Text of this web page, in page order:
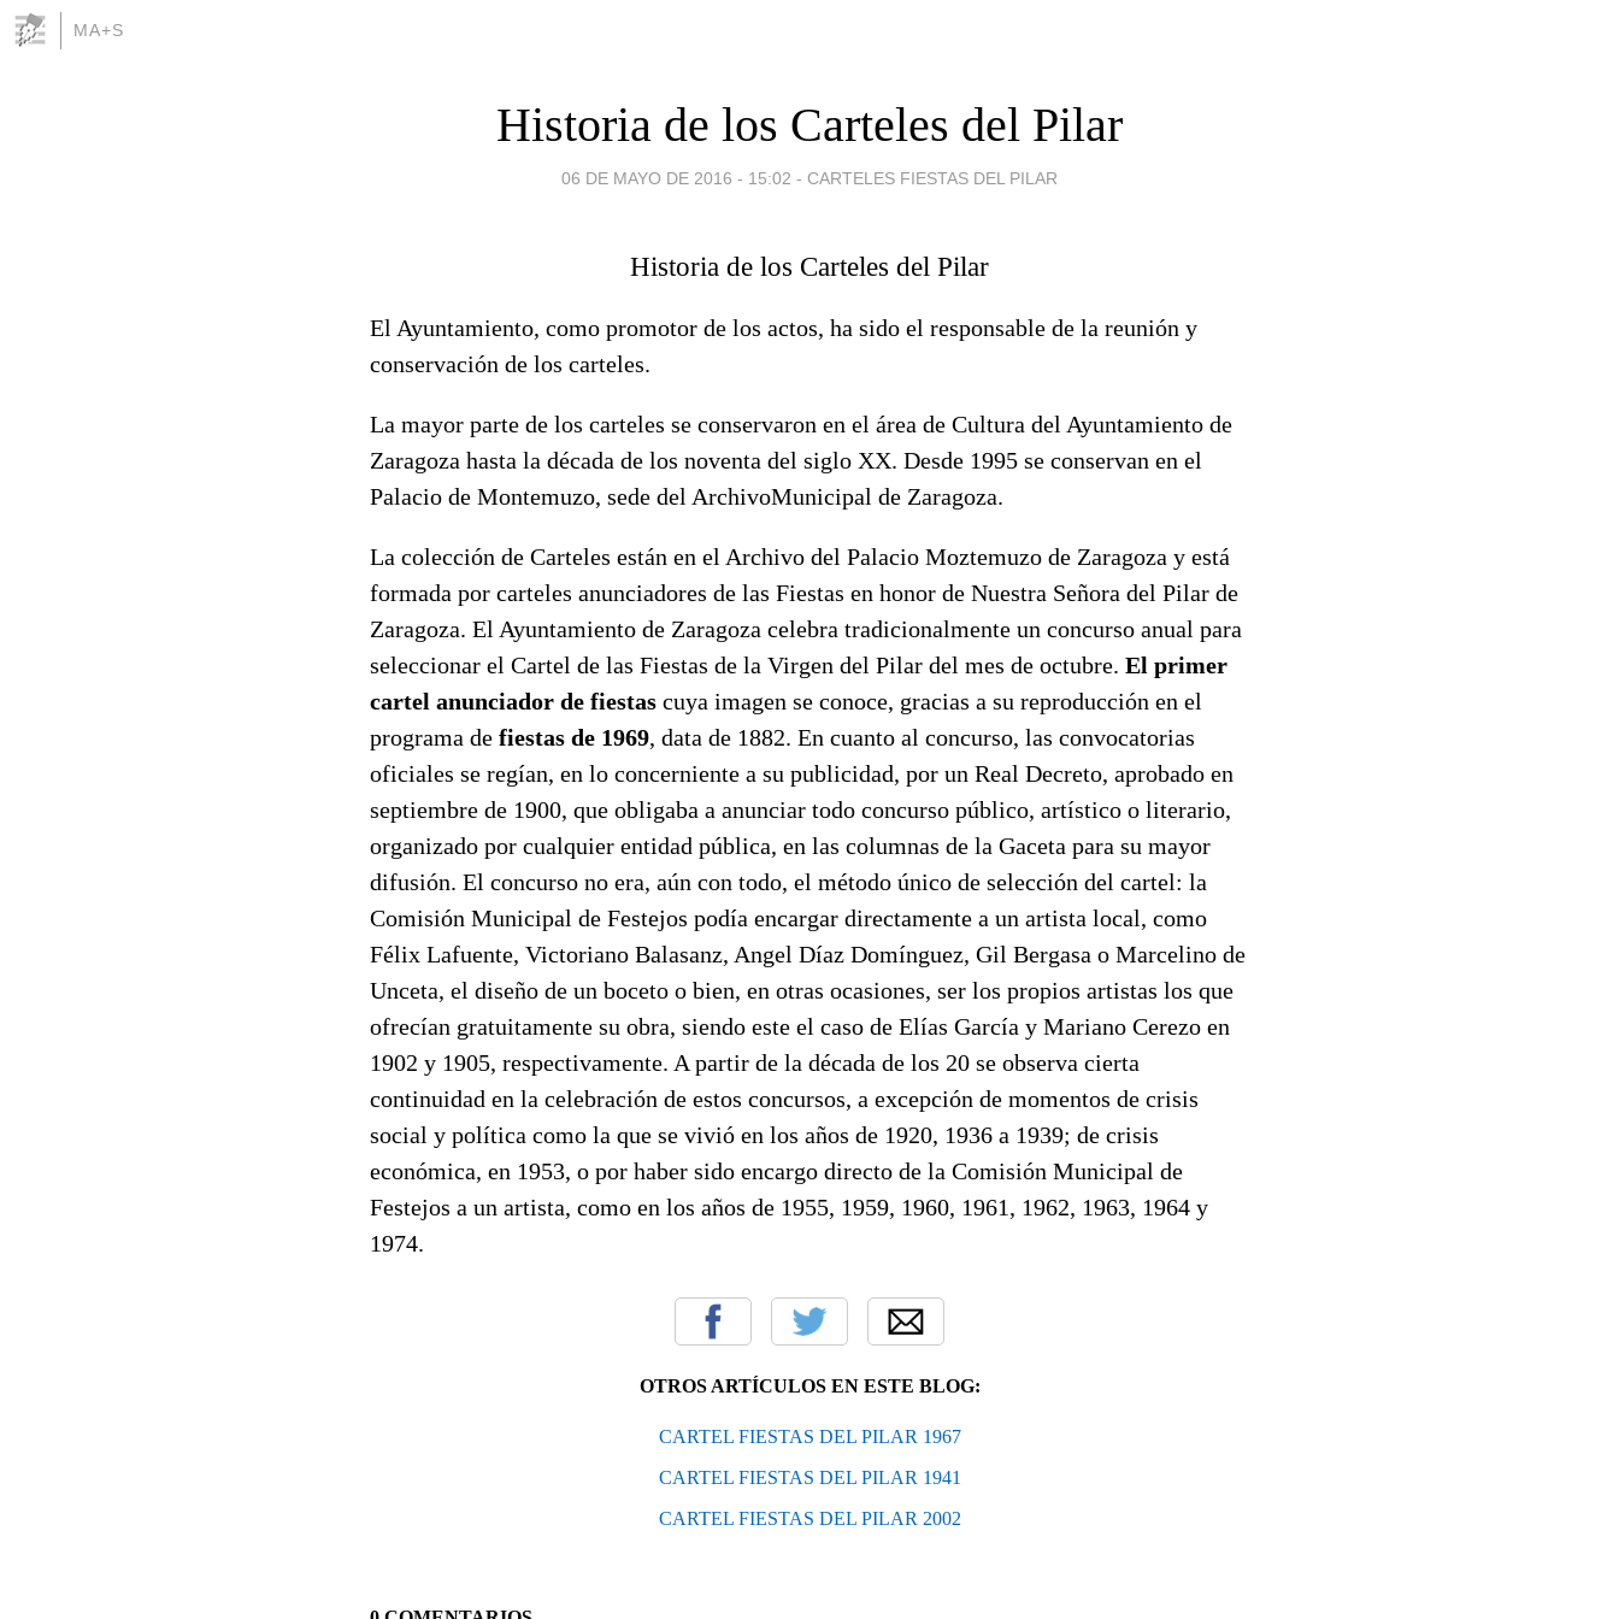
MA+S
Historia de los Carteles del Pilar
06 DE MAYO DE 2016 - 15:02 - CARTELES FIESTAS DEL PILAR
Historia de los Carteles del Pilar
El Ayuntamiento, como promotor de los actos, ha sido el responsable de la reunión y
conservación de los carteles.
La mayor parte de los carteles se conservaron en el área de Cultura del Ayuntamiento de
Zaragoza hasta la década de los noventa del siglo XX. Desde 1995 se conservan en el
Palacio de Montemuzo, sede del ArchivoMunicipal de Zaragoza.
La colección de Carteles están en el Archivo del Palacio Moztemuzo de Zaragoza y está
formada por carteles anunciadores de las Fiestas en honor de Nuestra Señora del Pilar de
Zaragoza. El Ayuntamiento de Zaragoza celebra tradicionalmente un concurso anual para
seleccionar el Cartel de las Fiestas de la Virgen del Pilar del mes de octubre. El primer
cartel anunciador de fiestas cuya imagen se conoce, gracias a su reproducción en el
programa de fiestas de 1969, data de 1882. En cuanto al concurso, las convocatorias
oficiales se regían, en lo concerniente a su publicidad, por un Real Decreto, aprobado en
septiembre de 1900, que obligaba a anunciar todo concurso público, artístico o literario,
organizado por cualquier entidad pública, en las columnas de la Gaceta para su mayor
difusión. El concurso no era, aún con todo, el método único de selección del cartel: la
Comisión Municipal de Festejos podía encargar directamente a un artista local, como
Félix Lafuente, Victoriano Balasanz, Angel Díaz Domínguez, Gil Bergasa o Marcelino de
Unceta, el diseño de un boceto o bien, en otras ocasiones, ser los propios artistas los que
ofrecían gratuitamente su obra, siendo este el caso de Elías García y Mariano Cerezo en
1902 y 1905, respectivamente. A partir de la década de los 20 se observa cierta
continuidad en la celebración de estos concursos, a excepción de momentos de crisis
social y política como la que se vivió en los años de 1920, 1936 a 1939; de crisis
económica, en 1953, o por haber sido encargo directo de la Comisión Municipal de
Festejos a un artista, como en los años de 1955, 1959, 1960, 1961, 1962, 1963, 1964 y
1974.
OTROS ARTÍCULOS EN ESTE BLOG:
CARTEL FIESTAS DEL PILAR 1967
CARTEL FIESTAS DEL PILAR 1941
CARTEL FIESTAS DEL PILAR 2002